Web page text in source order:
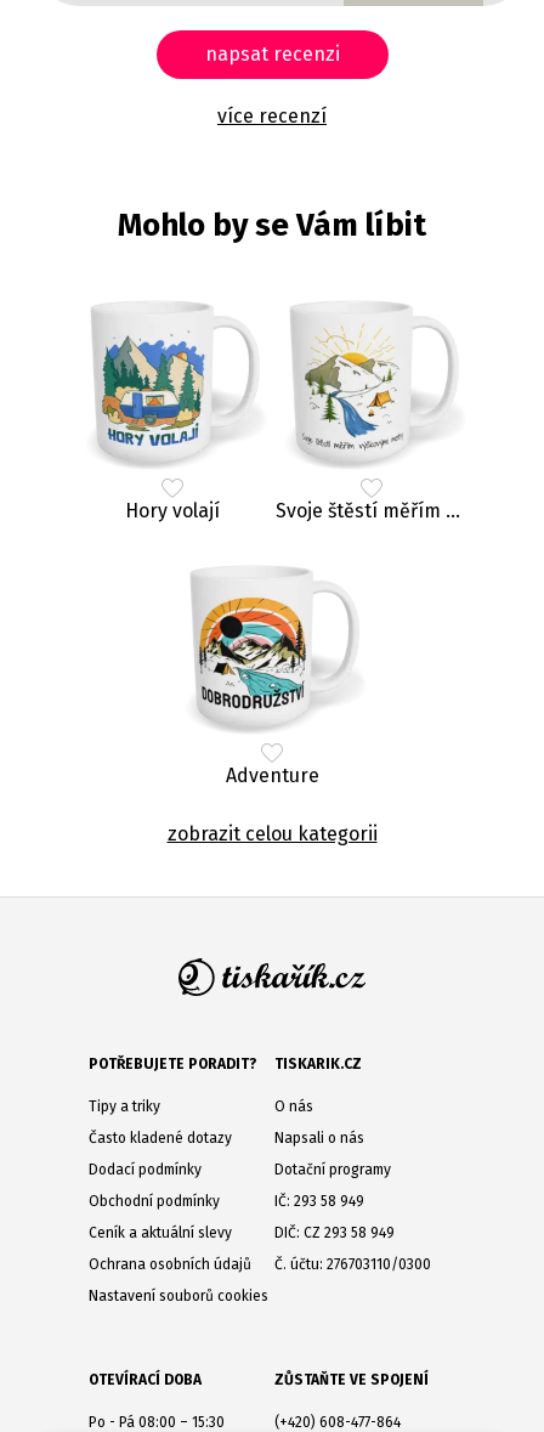
napsat recenzi
více recenzí
Mohlo by se Vám líbit
Hory volají Svoje štěstí měřím výškovými metry
Adventure
zobrazit celou kategorii
POTŘEBUJETE PORADIT?
Tipy a triky
Často kladené dotazy
Dodací podmínky
Obchodní podmínky
Ceník a aktuální slevy
Ochrana osobních údajů
Nastavení souborů cookies
TISKARIK.CZ
O nás
Napsali o nás
Dotační programy
IČ: 293 58 949
DIČ: CZ 293 58 949
Č. účtu: 276703110/0300
OTEVÍRACÍ DOBA
Po - Pá 08:00 – 15:30
ZŮSTAŇTE VE SPOJENÍ
(+420) 608-477-864